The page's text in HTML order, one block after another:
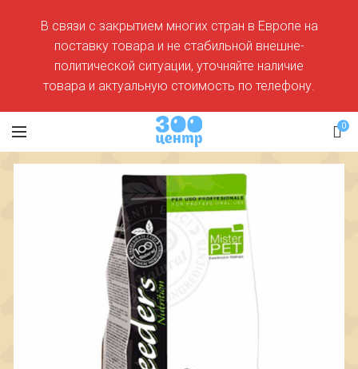
0
В связи с закрытием многих стран в Европе на
поставку товара и не стабильной внешне-
политической ситуации, уточняйте наличие
товара и актуальную стоимость по телефону.